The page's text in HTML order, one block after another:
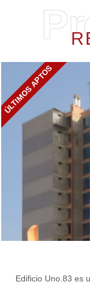
Edificio Uno.83 es
ÚLTIMOS APTOS